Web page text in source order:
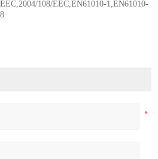
108/EEC,EN61010-1,EN61010-